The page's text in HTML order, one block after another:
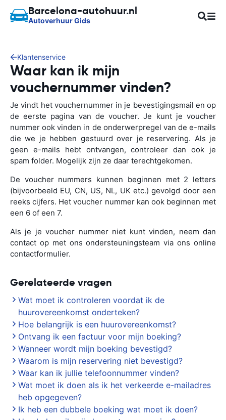
Barcelona-autohuur.nl
Autoverhuur Gids
Klantenservice
Waar kan ik mijn
vouchernummer vinden?
Je vindt het vouchernummer in je bevestigingsmail en op
de eerste pagina van de voucher. Je kunt je voucher
nummer ook vinden in de onderwerpregel van de e-mails
die we je hebben gestuurd over je reservering. Als je
geen e-mails hebt ontvangen, controleer dan ook je
spam folder. Mogelijk zijn ze daar terechtgekomen.
De voucher nummers kunnen beginnen met 2 letters
(bijvoorbeeld EU, CN, US, NL, UK etc.) gevolgd door een
reeks cijfers. Het voucher nummer kan ook beginnen met
een 6 of een 7.
Als je je voucher nummer niet kunt vinden, neem dan
contact op met ons ondersteuningsteam via ons online
contactformulier.
Gerelateerde vragen
Wat moet ik controleren voordat ik de
huurovereenkomst onderteken?
Hoe belangrijk is een huurovereenkomst?
Ontvang ik een factuur voor mijn boeking?
Wanneer wordt mijn boeking bevestigd?
Waarom is mijn reservering niet bevestigd?
Waar kan ik jullie telefoonnummer vinden?
Wat moet ik doen als ik het verkeerde e-mailadres
heb opgegeven?
Ik heb een dubbele boeking wat moet ik doen?